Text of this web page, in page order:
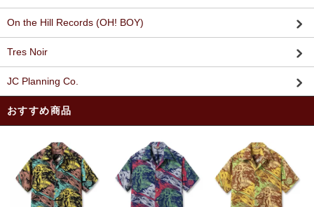
On the Hill Records (OH! BOY)
Tres Noir
JC Planning Co.
おすすめ商品